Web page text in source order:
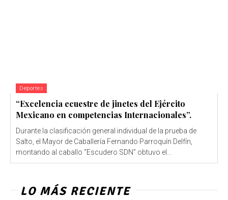
Deportes
“Excelencia ecuestre de jinetes del Ejército
Mexicano en competencias Internacionales”.
Durante la clasificación general individual de la prueba de
Salto, el Mayor de Caballería Fernando Parroquín Delfín,
montando al caballo “Escudero SDN” obtuvo el...
LO MÁS RECIENTE